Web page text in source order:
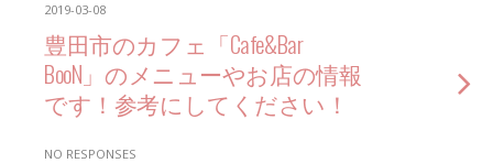
2019-03-08
豊田市のカフェ「Cafe&Bar
BooN」のメニューやお店の情報
です！参考にしてください！
NO RESPONSES